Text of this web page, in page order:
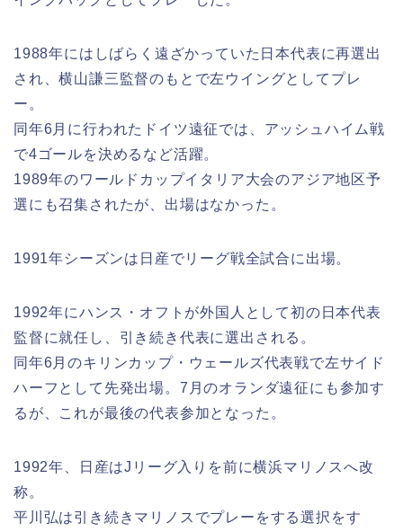
1988年にはしばらく遠ざかっていた日本代表に再選出
され、横山謙三監督のもとで左ウイングとしてプレ
ー。
同年6月に行われたドイツ遠征では、アッシュハイム戦
で4ゴールを決めるなど活躍。
1989年のワールドカップイタリア大会のアジア地区予
選にも召集されたが、出場はなかった。
1991年シーズンは日産でリーグ戦全試合に出場。
1992年にハンス・オフトが外国人として初の日本代表
監督に就任し、引き続き代表に選出される。
同年6月のキリンカップ・ウェールズ代表戦で左サイド
ハーフとして先発出場。7月のオランダ遠征にも参加す
るが、これが最後の代表参加となった。
1992年、日産はJリーグ入りを前に横浜マリノスへ改
称。
平川弘は引き続きマリノスでプレーをする選択をす